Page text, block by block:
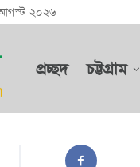
২০২৬
প্রচ্ছদ চট্টগ্রাম